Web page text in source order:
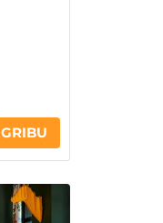
GRIBU